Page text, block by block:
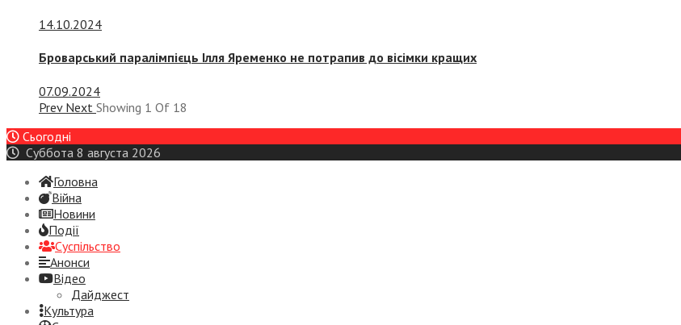
14.10.2024
Броварський паралімпієць Ілля Яременко не потрапив до вісімки кращих
07.09.2024
Prev Next Showing 1 Of 18
Сьогодні
Суббота 8 августа 2026
Головна
Війна
Новини
Події
Суспiльство
Анонси
Відео
Дайджест
Культура